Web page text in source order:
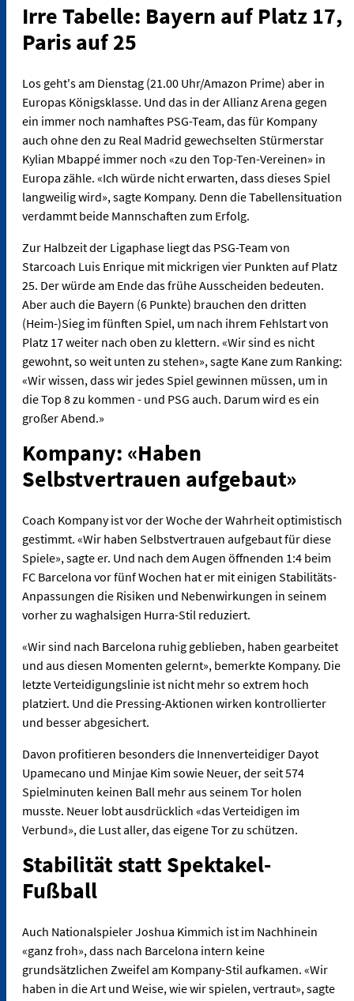
Irre Tabelle: Bayern auf Platz 17,
Paris auf 25
Los geht's am Dienstag (21.00 Uhr/Amazon Prime) aber in
Europas Königsklasse. Und das in der Allianz Arena gegen
ein immer noch namhaftes PSG-Team, das für Kompany
auch ohne den zu Real Madrid gewechselten Stürmerstar
Kylian Mbappé immer noch «zu den Top-Ten-Vereinen» in
Europa zähle. «Ich würde nicht erwarten, dass dieses Spiel
langweilig wird», sagte Kompany. Denn die Tabellensituation
verdammt beide Mannschaften zum Erfolg.
Zur Halbzeit der Ligaphase liegt das PSG-Team von
Starcoach Luis Enrique mit mickrigen vier Punkten auf Platz
25. Der würde am Ende das frühe Ausscheiden bedeuten.
Aber auch die Bayern (6 Punkte) brauchen den dritten
(Heim-)Sieg im fünften Spiel, um nach ihrem Fehlstart von
Platz 17 weiter nach oben zu klettern. «Wir sind es nicht
gewohnt, so weit unten zu stehen», sagte Kane zum Ranking:
«Wir wissen, dass wir jedes Spiel gewinnen müssen, um in
die Top 8 zu kommen - und PSG auch. Darum wird es ein
großer Abend.»
Kompany: «Haben
Selbstvertrauen aufgebaut»
Coach Kompany ist vor der Woche der Wahrheit optimistisch
gestimmt. «Wir haben Selbstvertrauen aufgebaut für diese
Spiele», sagte er. Und nach dem Augen öffnenden 1:4 beim
FC Barcelona vor fünf Wochen hat er mit einigen Stabilitäts-
Anpassungen die Risiken und Nebenwirkungen in seinem
vorher zu waghalsigen Hurra-Stil reduziert.
«Wir sind nach Barcelona ruhig geblieben, haben gearbeitet
und aus diesen Momenten gelernt», bemerkte Kompany. Die
letzte Verteidigungslinie ist nicht mehr so extrem hoch
platziert. Und die Pressing-Aktionen wirken kontrollierter
und besser abgesichert.
Davon profitieren besonders die Innenverteidiger Dayot
Upamecano und Minjae Kim sowie Neuer, der seit 574
Spielminuten keinen Ball mehr aus seinem Tor holen
musste. Neuer lobt ausdrücklich «das Verteidigen im
Verbund», die Lust aller, das eigene Tor zu schützen.
Stabilität statt Spektakel-
Fußball
Auch Nationalspieler Joshua Kimmich ist im Nachhinein
«ganz froh», dass nach Barcelona intern keine
grundsätzlichen Zweifel am Kompany-Stil aufkamen. «Wir
haben in die Art und Weise, wie wir spielen, vertraut», sagte